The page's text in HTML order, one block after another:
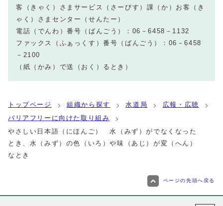
客（きゃく）さまサービス（さーびす）課（か）お客（き
ゃく）さまセンター（せんたー）
電話（でんわ）番号（ばんごう）：06－6458－1132
ファックス（ふぁっくす）番号（ばんごう）：06－6458
－2100
（紙（かみ）で送（おく）るとき）
トップページ 組織から探す 水道局
広報・広聴
バリアフリーに向けた取り組み
やさしい日本語（にほんご） 水（みず）がでなくなった
とき、水（みず）の色（いろ）や味（あじ）が変（へん）
なとき
ページの先頭へ戻る